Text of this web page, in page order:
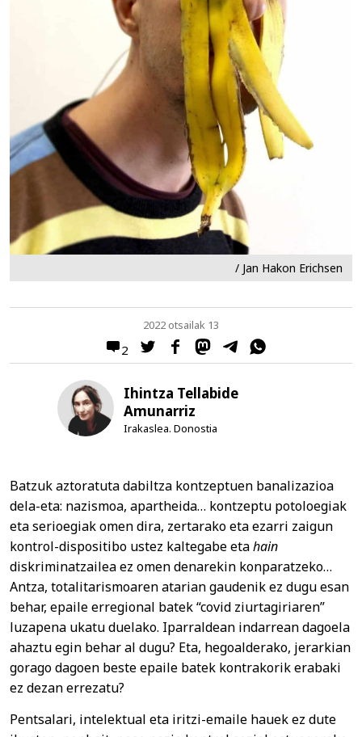
/ Jan Hakon Erichsen
2
2022 otsailak 13
Ihintza Tellabide
Amunarriz
Irakaslea. Donostia
Batzuk aztoratuta dabiltza kontzeptuen banalizazioa
dela-eta: nazismoa, apartheida… kontzeptu potoloegiak
eta serioegiak omen dira, zertarako eta ezarri zaigun
kontrol-dispositibo ustez kaltegabe etahain
diskriminatzailea ez omen denarekin konparatzeko…
Antza, totalitarismoaren atarian gaudenik ez dugu esan
behar, epaile erregional batek “covid ziurtagiriaren”
luzapena ukatu duelako. Iparraldean indarrean dagoela
ahaztu egin behar al dugu? Eta, hegoalderako, jerarkian
gorago dagoen beste epaile batek kontrakorik erabaki
ez dezan errezatu?
Pentsalari, intelektual eta iritzi-emaile hauek ez dute